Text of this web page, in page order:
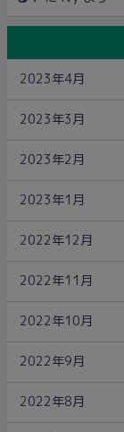
2023年4月
2023年3月
2023年2月
2023年1月
2022年12月
2022年11月
2022年10月
2022年9月
2022年8月